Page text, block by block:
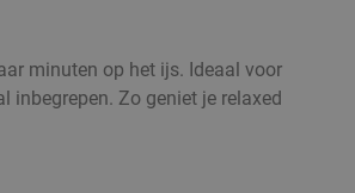
minuten op het ijs. Ideaal voor
inbegrepen. Zo geniet je relaxed